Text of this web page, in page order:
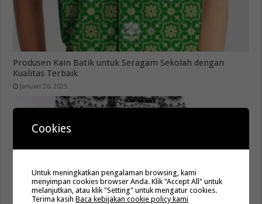
Produsen Kain Batik untuk Seragam Sekolah dengan
Kualitas Terbaik
Januari 20, 2025
Cookies
Untuk meningkatkan pengalaman browsing, kami
menyimpan cookies browser Anda. Klik "Accept All" untuk
melanjutkan, atau klik "Setting" untuk mengatur cookies.
Terima kasihBaca kebijakan cookie policy kami